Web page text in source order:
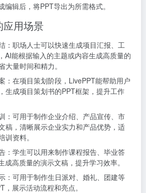
编辑后，将PPT导出为所需格式。
应用场景
：职场人士可以快速生成项目汇报、工
AI能根据输入的主题或内容生成高质量的
大量时间和精力。
：在项目策划阶段，LivePPT能帮助用户
生成项目策划书的PPT框架，提升工作
：可用于制作企业介绍、产品宣传、市
稿，清晰展示企业实力和产品优势，适
训资料。
：学生可以用来制作课程报告、毕业答
成高质量的演示文稿，提升学习效率。
：可用于制作生日派对、婚礼、团建等
，展示活动流程和亮点。